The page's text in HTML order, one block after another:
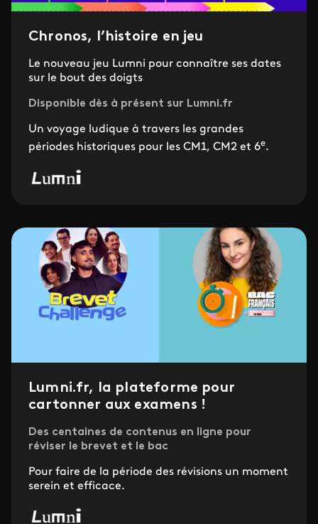
Chronos, l’histoire en jeu
Le nouveau jeu Lumni pour connaître ses dates
sur le bout des doigts
Disponible dès à présent sur Lumni.fr
Un voyage ludique à travers les grandes
périodes historiques pour les CM1, CM2 et 6e.
Lumni.fr, la plateforme pour
cartonner aux examens !
Des centaines de contenus en ligne pour
réviser le brevet et le bac
Pour faire de la période des révisions un moment
serein et efficace.